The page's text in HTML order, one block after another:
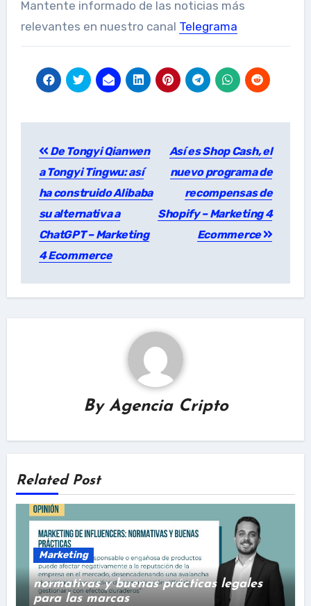
Mantente informado de las noticias más
relevantes en nuestro canal Telegrama
navigation
De Tongyi Qianwen
a Tongyi Tingwu: así
ha construido Alibaba
su alternativa a
ChatGPT – Marketing
4 Ecommerce
Así es Shop Cash, el
nuevo programa de
recompensas de
Shopify – Marketing 4
Ecommerce
By Agencia Cripto
Related Post
Marketing
normativas y buenas prácticas legales
para las marcas